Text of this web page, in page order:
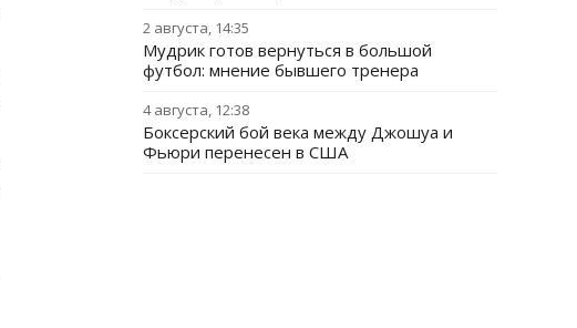
2 августа, 14:35
Мудрик готов вернуться в большой
футбол: мнение бывшего тренера
4 августа, 12:38
Боксерский бой века между Джошуа и
Фьюри перенесен в США